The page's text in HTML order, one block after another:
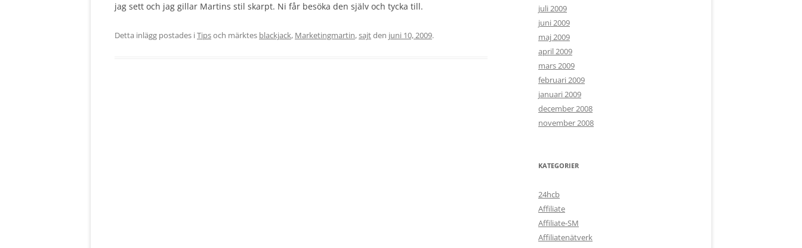
jag sett och jag gillar Martins stil skarpt. Ni får besöka den själv och tycka till.
Detta inlägg postades iTipsoch märktes blackjack, Marketingmartin,sajtden juni 10, 2009.
juli 2009
juni 2009
maj 2009
april 2009
mars 2009
februari 2009
januari 2009
december 2008
november 2008
KATEGORIER
24hcb
Affiliate
Affiliate-SM
Affiliatenätverk